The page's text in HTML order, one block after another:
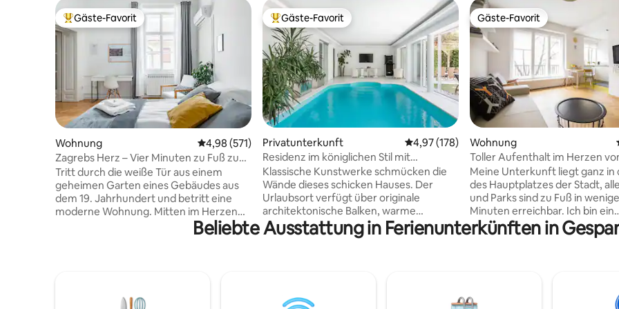
Beliebter Gäste-Favorit.
Gäste-Favorit
Wohnung Durchschnittliche Bewertung: 4,98 von 5, 571 Bewertungen
4,98 (571)
Zagrebs Herz – Vier Minuten zu Fuß zum
Hauptplatz
Tritt durch die weiße Tür aus einem
geheimen Garten eines Gebäudes aus
dem 19. Jahrhundert und betritt eine
moderne Wohnung. Mitten im Herzen
von Zagreb! Die Sonne scheint durch
hohe Fenster herein und beleuchtet
allen Komfort für einen angenehmen
Beliebter Gäste-Favorit.
Gäste-Favorit
Privatunterkunft Durchschnittliche Bewertung: 4,97 von 5,
4,97 (178)
Residenz im königlichen Stil mit
Innenpool
Klassische Kunstwerke schmücken die
Wände dieses schicken Hauses. Der
Urlaubsort verfügt über originale
architektonische Balken, warme
Holzböden, einen Sonnenraum, eine
Dampfbadsauna und einen Hinterhof mit
Erdgeschoss, erster Stock, Garten und
Gäste-Favorit
Gäste-Favorit
Wohnung
Toller Aufenthalt im Herzen
Meine Unterkunft liegt ganz in
des Hauptplatzes der Stadt,
und Parks sind zu Fuß in
Minuten erreichbar. Ich bin ein
familienfreundlicher
mit Hochstühlen, Wagen und
meine Unterkunft wegen der
Atmosphäre, der
Beliebte Ausstattung in Ferienunterkünften in